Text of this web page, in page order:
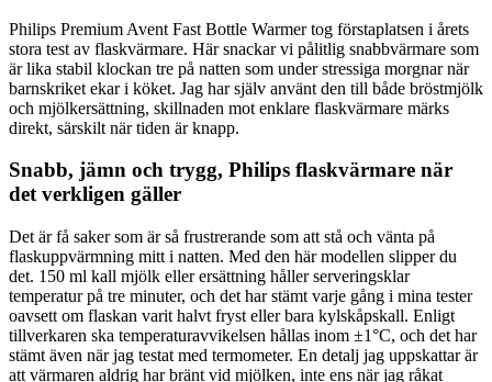
Philips Premium Avent Fast Bottle Warmer tog förstaplatsen i årets
stora test av flaskvärmare. Här snackar vi pålitlig snabbvärmare som
är lika stabil klockan tre på natten som under stressiga morgnar när
barnskriket ekar i köket. Jag har själv använt den till både bröstmjölk
och mjölkersättning, skillnaden mot enklare flaskvärmare märks
direkt, särskilt när tiden är knapp.
Snabb, jämn och trygg, Philips flaskvärmare när
det verkligen gäller
Det är få saker som är så frustrerande som att stå och vänta på
flaskuppvärmning mitt i natten. Med den här modellen slipper du
det. 150 ml kall mjölk eller ersättning håller serveringsklar
temperatur på tre minuter, och det har stämt varje gång i mina tester
oavsett om flaskan varit halvt fryst eller bara kylskåpskall. Enligt
tillverkaren ska temperaturavvikelsen hållas inom ±1°C, och det har
stämt även när jag testat med termometer. En detalj jag uppskattar är
att värmaren aldrig har bränt vid mjölken, inte ens när jag råkat